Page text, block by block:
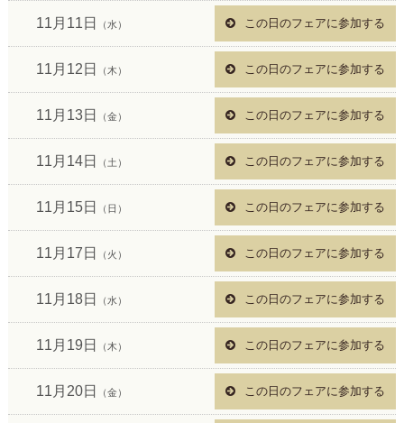
11月11日 （水） この日のフェアに参加する
11月12日 （木） この日のフェアに参加する
11月13日 （金） この日のフェアに参加する
11月14日 （土） この日のフェアに参加する
11月15日 （日） この日のフェアに参加する
11月17日 （火） この日のフェアに参加する
11月18日 （水） この日のフェアに参加する
11月19日 （木） この日のフェアに参加する
11月20日 （金） この日のフェアに参加する